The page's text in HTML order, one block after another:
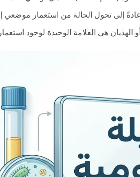
إلى تحول الحالة من استعمار موضعي
الهذيان هي العلامة الوحيدة لوجود